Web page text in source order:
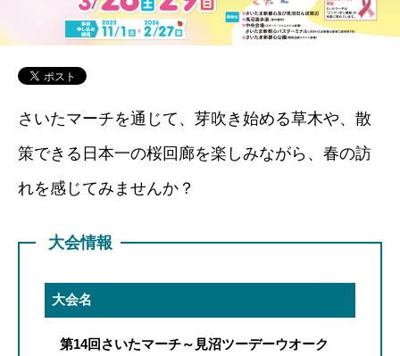
さいたマーチを通じて、芽吹き始める草木や、散
策できる日本一の桜回廊を楽しみながら、春の訪
れを感じてみませんか？
大会情報
大会名
第14回さいたマーチ～見沼ツーデーウオーク